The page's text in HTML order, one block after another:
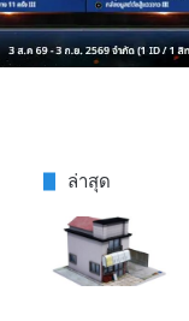
ล่าสุด